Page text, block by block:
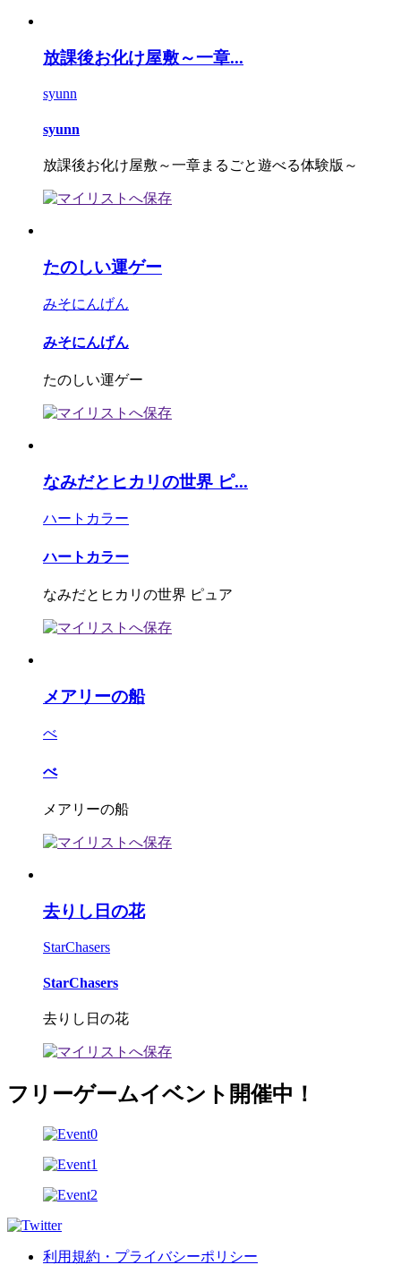
放課後お化け屋敷～一章...
syunn
syunn
放課後お化け屋敷～一章まるごと遊べる体験版～
たのしい運ゲー
みそにんげん
みそにんげん
たのしい運ゲー
なみだとヒカリの世界 ピ...
ハートカラー
ハートカラー
なみだとヒカリの世界 ピュア
メアリーの船
べ
べ
メアリーの船
去りし日の花
StarChasers
StarChasers
去りし日の花
フリーゲームイベント開催中！
利用規約・プライバシーポリシー